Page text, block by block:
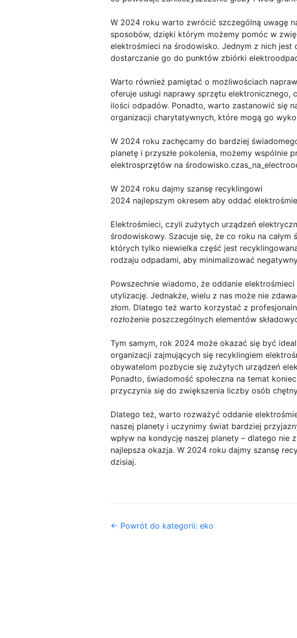
W 2024 roku warto zwrócić szczególną uwagę
sposobów, dzięki którym możemy pomóc w
elektrośmieci na środowisko. Jednym z nich
dostarczanie go do punktów zbiórki
Warto również pamiętać o możliwościach
oferuje usługi naprawy sprzętu
ilości odpadów. Ponadto, warto zastanowić się
organizacji charytatywnych, które mogą go
W 2024 roku zachęcamy do bardziej
planetę i przyszłe pokolenia, możemy wspólnie
elektrosprzętów na
W 2024 roku dajmy szansę recyklingowi
2024 najlepszym okresem aby oddać
Elektrośmieci, czyli zużytych urządzeń
środowiskowy. Szacuje się, że co roku na
których tylko niewielka część jest
rodzaju odpadami, aby minimalizować
Powszechnie wiadomo, że oddanie
utylizację. Jednakże, wielu z nas może nie
złom. Dlatego też warto korzystać z
rozłożenie poszczególnych elementów
Tym samym, rok 2024 może okazać się być
organizacji zajmujących się recyklingiem
obywatelom pozbycie się zużytych urządzeń
Ponadto, świadomość społeczna na temat
przyczynia się do zwiększenia liczby osób
Dlatego też, warto rozważyć oddanie
naszej planety i uczynimy świat bardziej
wpływ na kondycję naszej planety – dlatego
najlepsza okazja. W 2024 roku dajmy szansę
dzisiaj.
← Powrót do kategorii: eko